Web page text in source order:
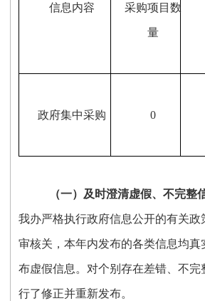
信息内容 采购项目数
量
政府集中采购 0
（一） 及时澄清虚假、不完整
我办严格执行政府信息公开的有关政
审核关，本年内发布的各类信息均真
布虚假信息。对个别存在差错、不完
行了修正并重新发布。